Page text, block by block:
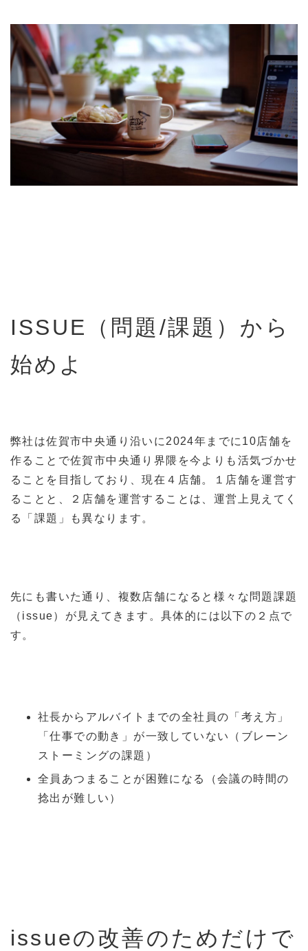
ISSUE（問題/課題）から
始めよ
弊社は佐賀市中央通り沿いに2024年までに10店舗を
作ることで佐賀市中央通り界隈を今よりも活気づかせ
ることを目指しており、現在４店舗。１店舗を運営す
ることと、２店舗を運営することは、運営上見えてく
る「課題」も異なります。
先にも書いた通り、複数店舗になると様々な問題課題
（issue）が見えてきます。具体的には以下の２点で
す。
社長からアルバイトまでの全社員の「考え方」
「仕事での動き」が一致していない（ブレーン
ストーミングの課題）
全員あつまることが困難になる（会議の時間の
捻出が難しい）
issueの改善のためだけで